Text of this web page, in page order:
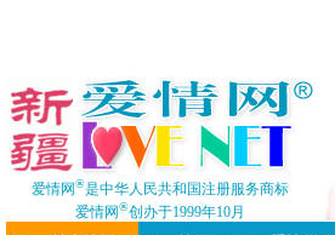
爱情网®是中华人民共和国注册服务商标
爱情网®创办于1999年10月